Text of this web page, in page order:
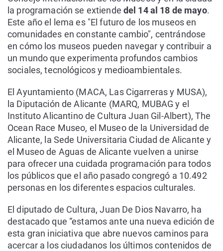
la programación se extiende del 14 al 18 de mayo.
Este año el lema es "El futuro de los museos en
comunidades en constante cambio", centrándose
en cómo los museos pueden navegar y contribuir a
un mundo que experimenta profundos cambios
sociales, tecnológicos y medioambientales.
El Ayuntamiento (MACA, Las Cigarreras y MUSA),
la Diputación de Alicante (MARQ, MUBAG y el
Instituto Alicantino de Cultura Juan Gil-Albert), The
Ocean Race Museo, el Museo de la Universidad de
Alicante, la Sede Universitaria Ciudad de Alicante y
el Museo de Aguas de Alicante vuelven a unirse
para ofrecer una cuidada programación para todos
los públicos que el año pasado congregó a 10.492
personas en los diferentes espacios culturales.
El diputado de Cultura, Juan De Dios Navarro, ha
destacado que “estamos ante una nueva edición de
esta gran iniciativa que abre nuevos caminos para
acercar a los ciudadanos los últimos contenidos de